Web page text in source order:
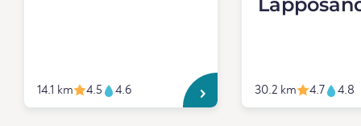
14.1 km 4.5 4.6 30.2 km 4.7 4.8